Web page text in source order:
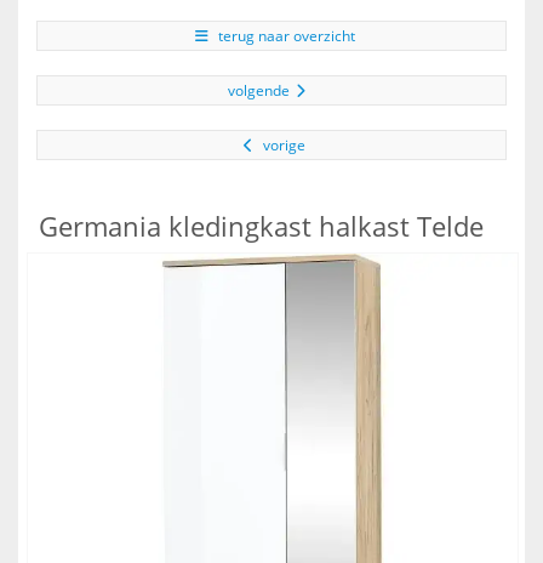
terug naar overzicht
volgende
vorige
Germania kledingkast halkast Telde